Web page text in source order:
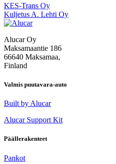
Artikkelien
selaus
KES-Trans Oy
Kuljetus A. Lehti Oy
Alucar Oy
Maksamaantie 186
66640 Maksamaa,
Finland
Valmis puutavara-auto
Built by Alucar
Alucar Support Kit
Päällerakenteet
Pankot